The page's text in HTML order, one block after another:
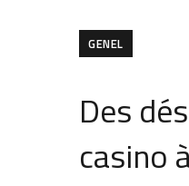
GENEL
Des
casino